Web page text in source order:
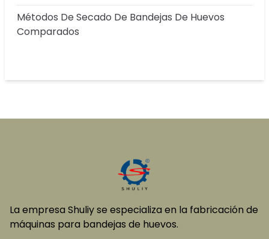
Métodos De Secado De Bandejas De Huevos
Comparados
La empresa Shuliy se especializa en la fabricación de
máquinas para bandejas de huevos.